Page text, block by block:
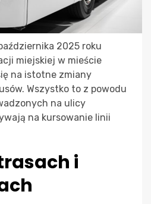
2025 roku
miejskiej w mieście
na istotne zmiany
Wszystko to z powodu
na ulicy
na kursowanie linii
i